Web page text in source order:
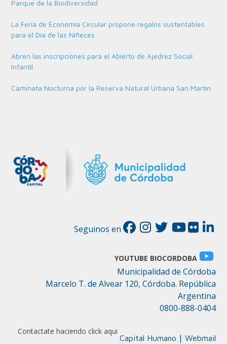
Parque de la Biodiversidad
La Feria de Economía Circular propone regalos sustentables
para el Día de las Niñeces
Abren las inscripciones para el Abierto de Ajedrez Social
Infantil
Caminata Nocturna por la Reserva Natural Urbana San Martín
Contactate haciendo click aqui
Seguinos en
YOUTUBE BIOCORDOBA
Municipalidad de Córdoba
Marcelo T. de Alvear 120, Córdoba. República
Argentina
0800-888-0404
Capital Humano | Webmail